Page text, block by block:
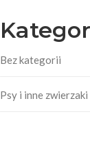
Bez kategorii
Psy i inne zwierzaki